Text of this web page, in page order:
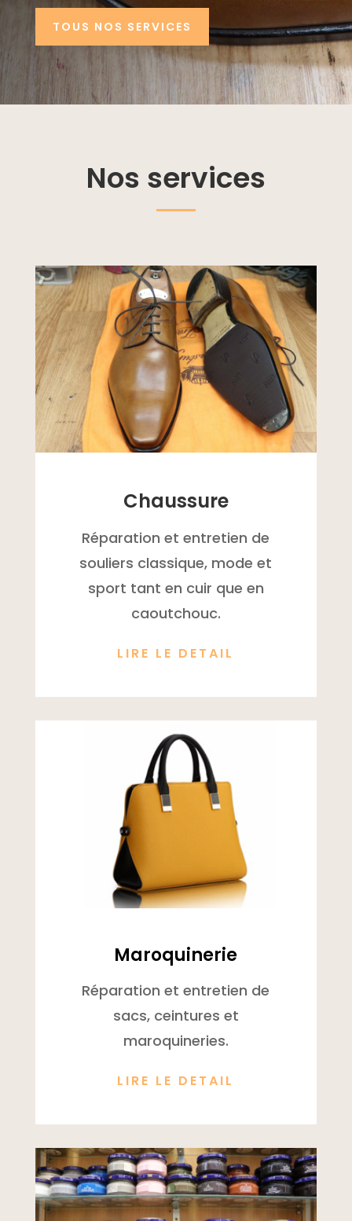
TOUS NOS SERVICES
Nos services
Chaussure
Réparation et entretien de
souliers classique, mode et
sport tant en cuir que en
caoutchouc.
LIRE LE DETAIL
Maroquinerie
Réparation et entretien de
sacs, ceintures et
maroquineries.
LIRE LE DETAIL